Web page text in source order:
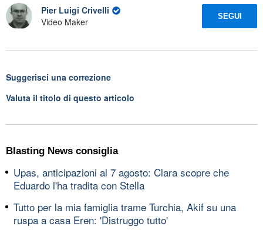
Pier Luigi Crivelli
Video Maker
SEGUI
Suggerisci una correzione
Valuta il titolo di questo articolo
Blasting News consiglia
Upas, anticipazioni al 7 agosto: Clara scopre che
Eduardo l'ha tradita con Stella
Tutto per la mia famiglia trame Turchia, Akif su una
ruspa a casa Eren: 'Distruggo tutto'